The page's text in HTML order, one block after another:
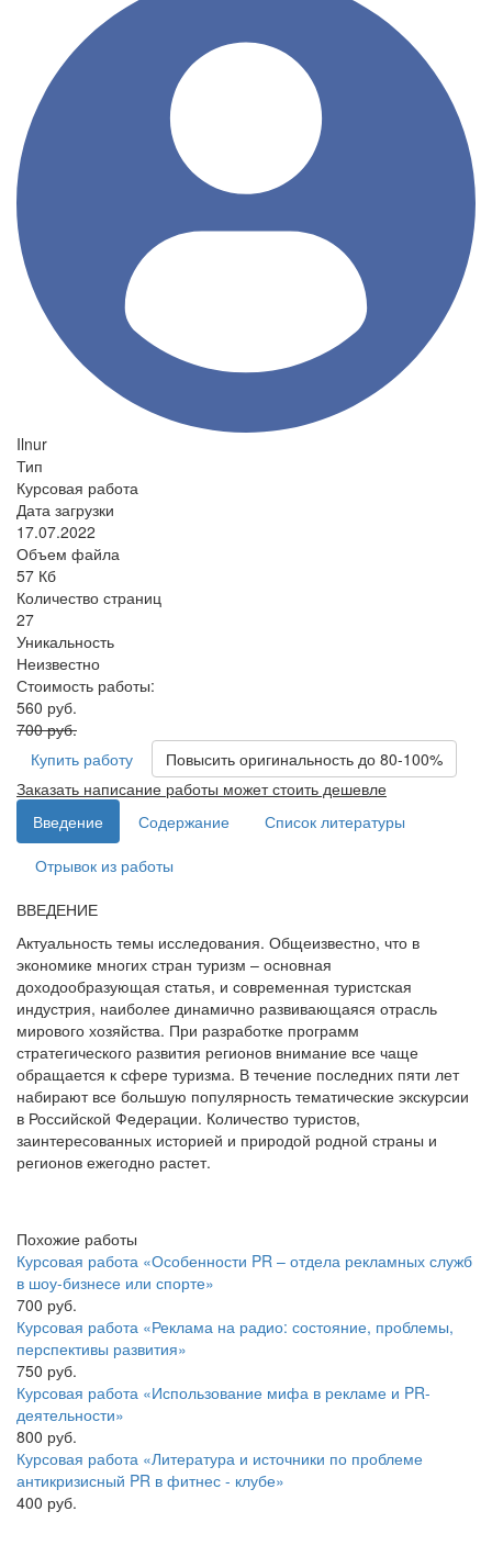
Ilnur
Тип
Курсовая работа
Дата загрузки
17.07.2022
Объем файла
57 Кб
Количество страниц
27
Уникальность
Неизвестно
Стоимость работы:
560 руб.
700 руб.
Купить работу
Повысить оригинальность до 80-100%
Заказать написание работы может стоить дешевле
Введение
Содержание
Список литературы
Отрывок из работы
ВВЕДЕНИЕ
Актуальность темы исследования. Общеизвестно, что в
экономике многих стран туризм – основная
доходообразующая статья, и современная туристская
индустрия, наиболее динамично развивающаяся отрасль
мирового хозяйства. При разработке программ
стратегического развития регионов внимание все чаще
обращается к сфере туризма. В течение последних пяти лет
набирают все большую популярность тематические экскурсии
в Российской Федерации. Количество туристов,
заинтересованных историей и природой родной страны и
регионов ежегодно растет.
Похожие работы
Курсовая работа «Особенности PR – отдела рекламных служб
в шоу-бизнесе или спорте»
700 руб.
Курсовая работа «Реклама на радио: состояние, проблемы,
перспективы развития»
750 руб.
Курсовая работа «Использование мифа в рекламе и PR-
деятельности»
800 руб.
Курсовая работа «Литература и источники по проблеме
антикризисный PR в фитнес - клубе»
400 руб.